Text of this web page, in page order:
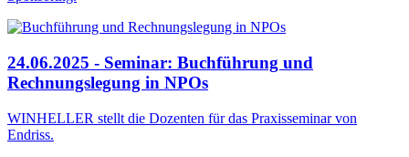
24.06.2025 - Seminar: Buchführung und
Rechnungslegung in NPOs
WINHELLER stellt die Dozenten für das Praxisseminar von
Endriss.